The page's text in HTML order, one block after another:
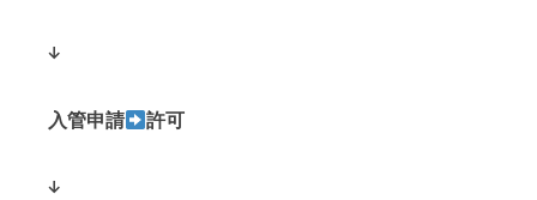
↓
入管申請 許可
↓